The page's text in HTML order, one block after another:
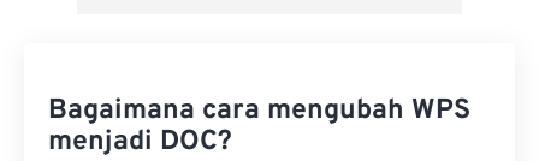
Bagaimana cara mengubah WPS
menjadi DOC?